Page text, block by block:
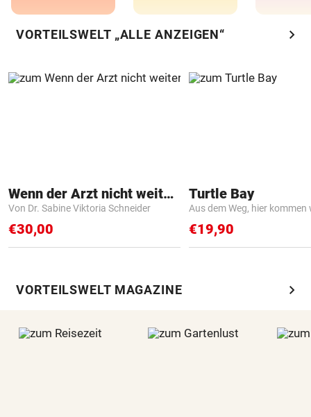
VORTEILSWELT „ALLE ANZEIGEN“ chevron_right
Wenn der Arzt nicht weiter weiß
Von Dr. Sabine Viktoria Schneider
€30,00
Turtle Bay
Aus dem Weg, hier kommen
€19,90
VORTEILSWELT MAGAZINE chevron_right